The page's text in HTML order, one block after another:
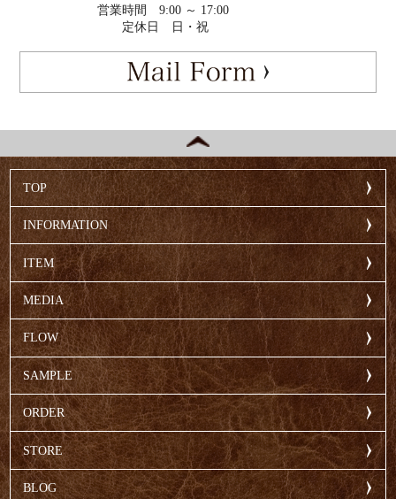
営業時間
9:00 ～ 17:00
定休日
日・祝
TOP
INFORMATION
ITEM
MEDIA
FLOW
SAMPLE
ORDER
STORE
BLOG